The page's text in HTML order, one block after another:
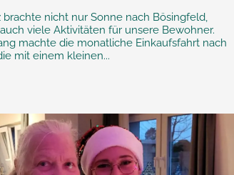
brachte nicht nur Sonne nach Bösingfeld,
viele Aktivitäten für unsere Bewohner.
machte die monatliche Einkaufsfahrt nach
mit einem kleinen...